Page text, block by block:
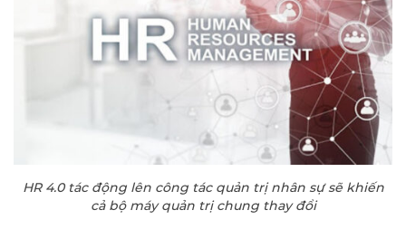
HR 4.0 tác động lên công tác quản trị nhân sự sẽ khiến
cả bộ máy quản trị chung thay đổi